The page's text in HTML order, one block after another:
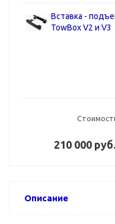
Вставка -
TowBox V2 и V3
210 000 руб.
Описание